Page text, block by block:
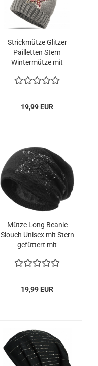
Strickmütze Glitzer
Pailletten Stern
Wintermütze mit
Fellbommel
19,99 EUR
Mütze Long Beanie
Slouch Unisex mit Stern
gefüttert mit
19,99 EUR